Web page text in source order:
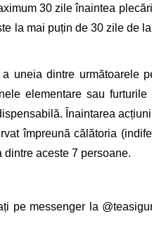
30 zile înaintea
la mai puțin de 30 zile de
a uneia dintre următoarele
elementare sau
Înaintarea
împreună călătoria
aceste 7 persoane.
pe messenger la